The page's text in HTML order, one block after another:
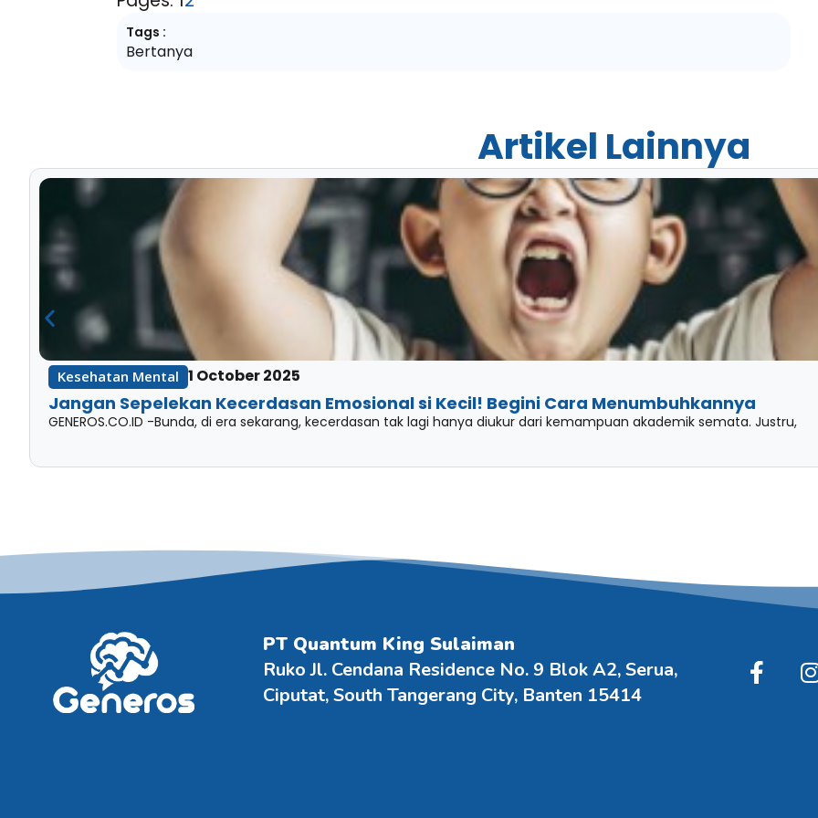
Tags :
Bertanya
Artikel Lainnya
Kesehatan Mental 1 October 2025
Jangan Sepelekan Kecerdasan Emosional si Kecil! Begini Cara Menumbuhkannya
GENEROS.CO.ID -Bunda, di era sekarang, kecerdasan tak lagi hanya diukur dari kemampuan akademik semata. Justru,
PT Quantum King Sulaiman
Ruko Jl. Cendana Residence No. 9 Blok A2, Serua,
Ciputat, South Tangerang City, Banten 15414